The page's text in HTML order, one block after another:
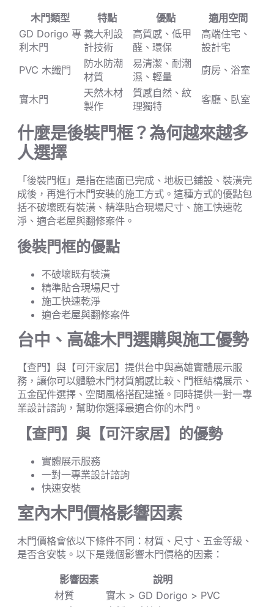
木門類型 特點 優點
適用空間
GD Dorigo 專
利木門
義大利設
計技術
高質感、低甲
醛、環保
高端住宅、
設計宅
PVC 木纖門
防水防潮
材質
易清潔、耐潮
濕、輕量
廚房、浴室
實木門
天然木材
製作
質感自然、紋
理獨特
客廳、臥室
什麼是後裝門框？為何越來越多
人選擇
「後裝門框」是指在牆面已完成、地板已鋪設、裝潢完
成後，再進行木門安裝的施工方式。這種方式的優點包
括不破壞既有裝潢、精準貼合現場尺寸、施工快速乾
淨、適合老屋與翻修案件。
後裝門框的優點
不破壞既有裝潢
精準貼合現場尺寸
施工快速乾淨
適合老屋與翻修案件
台中、高雄木門選購與施工優勢
【查門】與【可汗家居】提供台中與高雄實體展示服
務，讓你可以體驗木門材質觸感比較、門框結構展示、
五金配件選擇、空間風格搭配建議。同時提供一對一專
業設計諮詢，幫助你選擇最適合你的木門。
【查門】與【可汗家居】的優勢
實體展示服務
一對一專業設計諮詢
快速安裝
室內木門價格影響因素
木門價格會依以下條件不同：材質、尺寸、五金等級、
是否含安裝。以下是幾個影響木門價格的因素：
影響因素
說明
材質
實木 > GD Dorigo > PVC